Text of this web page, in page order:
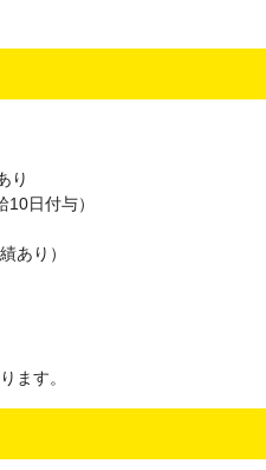
稲城市、羽村市、あきる野市、
、新島村、神津島村、三宅島三
ヶ島村、小笠原村） 、
浜市磯子区、横浜市金沢区、横
港南区、横浜市旭区、横浜市緑
浜市泉区、横浜市青葉区、横浜
区、川崎市中原区、川崎市高津
川崎市麻生区、相模原市緑区、
須賀市、平塚市、鎌倉市、藤沢
三浦市、秦野市、厚木市、大和
南足柄市、綾瀬市、三浦郡葉山
郡二宮町、足柄上郡中井町、足
町、足柄下郡湯河原町、愛甲郡
（さいたま市西区、さいたま市
市見沼区、さいたま市中央区、
、さいたま市南区、さいたま市
り
日付与）
あり）
ます。